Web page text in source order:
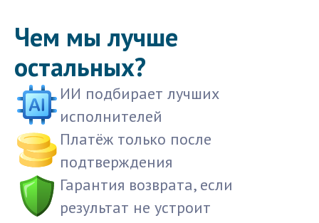
Чем мы лучше
остальных?
ИИ подбирает лучших
исполнителей
Платёж только после
подтверждения
Гарантия возврата, если
результат не устроит